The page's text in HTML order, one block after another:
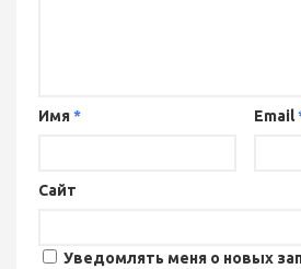
Имя* Email
Сайт
Уведомлять меня о новых